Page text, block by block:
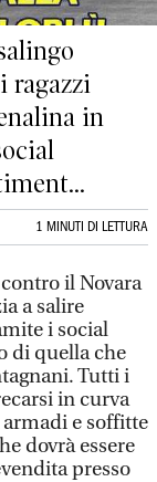
ragazzi
in
1 MINUTI DI LETTURA
il Novara
a salire
i social
di quella che
Tutti i
in curva
armadi e soffitte
dovrà essere
presso